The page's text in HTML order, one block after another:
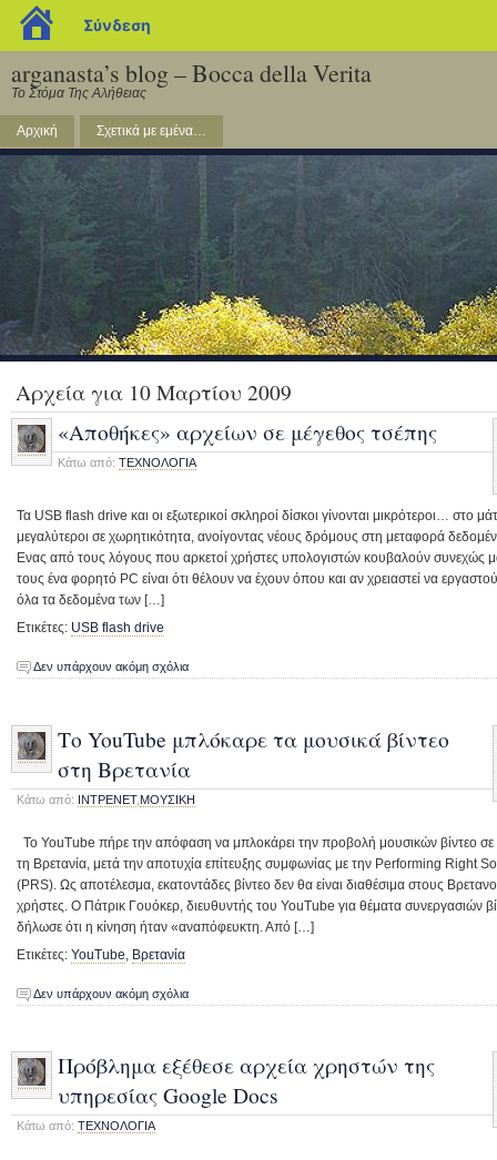
blogs.sch.gr
Σύνδεση
arganasta’s blog – Bocca della Verita
Το Στόμα Της Αλήθειας
Αρχική Σχετικά με εμένα…
Αρχεία για 10 Μαρτίου 2009
«Αποθήκες» αρχείων σε μέγεθος τσέπης
Κάτω από: ΤΕΧΝΟΛΟΓΙΑ
Τα USB flash drive και οι εξωτερικοί σκληροί δίσκοι γίνονται μικρότεροι… στο
μεγαλύτεροι σε χωρητικότητα, ανοίγοντας νέους δρόμους στη μεταφορά
Ενας από τους λόγους που αρκετοί χρήστες υπολογιστών κουβαλούν συνεχώς
τους ένα φορητό PC είναι ότι θέλουν να έχουν όπου και αν χρειαστεί να
όλα τα δεδομένα των […]
Ετικέτες: USB flash drive
Δεν υπάρχουν ακόμη σχόλια
Το YouTube μπλόκαρε τα μουσικά βίντεο
στη Βρετανία
Κάτω από: ΙΝΤΡΕΝΕΤ, ΜΟΥΣΙΚΗ
Το YouTube πήρε την απόφαση να μπλοκάρει την προβολή μουσικών βίντεο σε
τη Βρετανία, μετά την αποτυχία επίτευξης συμφωνίας με την Performing Right
(PRS). Ως αποτέλεσμα, εκατοντάδες βίντεο δεν θα είναι διαθέσιμα στους
χρήστες. Ο Πάτρικ Γουόκερ, διευθυντής του YouTube για θέματα συνεργασιών
δήλωσε ότι η κίνηση ήταν «αναπόφευκτη. Από […]
Ετικέτες: YouTube Βρετανία
Δεν υπάρχουν ακόμη σχόλια
Πρόβλημα εξέθεσε αρχεία χρηστών της
υπηρεσίας Google Docs
Κάτω από: ΤΕΧΝΟΛΟΓΙΑ